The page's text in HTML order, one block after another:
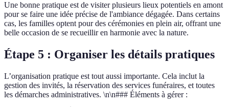
Une bonne pratique est de visiter plusieurs lieux potentiels en amont
pour se faire une idée précise de l'ambiance dégagée. Dans certains
cas, les familles optent pour des cérémonies en plein air, offrant une
belle occasion de se recueillir en harmonie avec la nature.
Étape 5 : Organiser les détails pratiques
L’organisation pratique est tout aussi importante. Cela inclut la
gestion des invités, la réservation des services funéraires, et toutes
les démarches administratives. \n\n### Éléments à gérer :